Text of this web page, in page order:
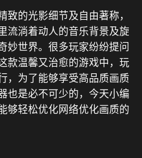
致的光影细节及自由著称，
流淌着动人的音乐背景及旋
妙世界。很多玩家纷纷提问
款温馨又治愈的游戏中，玩
，为了能够享受高品质画质
也是必不可少的，今天小编
够轻松优化网络优化画质的